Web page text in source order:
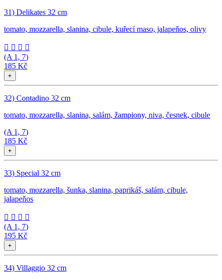
31) Delikates 32 cm
tomato, mozzarella, slanina, cibule, kuřecí maso, jalapeňos, olivy
   
(A 1, 7)
185 Kč
+
32) Contadino 32 cm
tomato, mozzarella, slanina, salám, žampiony, niva, česnek, cibule
(A 1, 7)
185 Kč
+
33) Special 32 cm
tomato, mozzarella, šunka, slanina, paprikáš, salám, cibule,
jalapeňos
   
(A 1, 7)
195 Kč
+
34) Villaggio 32 cm